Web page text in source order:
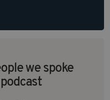
we spoke